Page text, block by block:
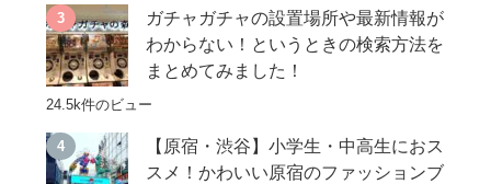
ガチャガチャの設置場所や最新情報が
わからない！というときの検索方法を
まとめてみました！
24.5k件のビュー
【原宿・渋谷】小学生・中高生におス
スメ！かわいい原宿のファッションブ